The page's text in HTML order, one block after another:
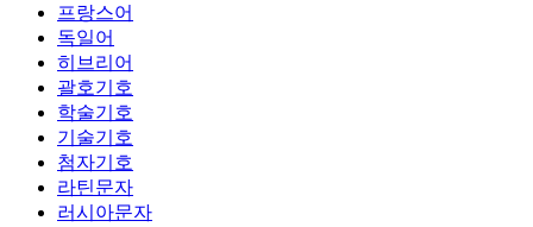
프랑스어
독일어
히브리어
괄호기호
학술기호
기술기호
첨자기호
라틴문자
러시아문자